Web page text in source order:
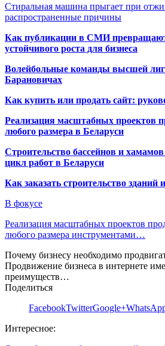
Стиральная машина прыгает при
распространенные причины
Как публикации в СМИ
устойчивого роста для бизнеса
Волейбольные команды высшей
Барановичах
Как купить или продать сайт:
Реализация масштабных проектов
любого размера в Беларуси
Строительство бассейнов и
цикл работ в Беларуси
Как заказать строительство зданий
В фокусе
Реализация масштабных проектов
любого размера инструментами…
Почему бизнесу необходимо
Продвижение бизнеса в интернете
преимуществ…
Поделиться
FacebookTwitterGoogle+
Интересное: